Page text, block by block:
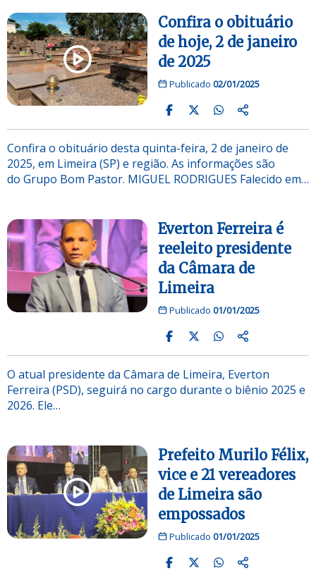
Confira o obituário
de hoje, 2 de janeiro
de 2025
Publicado 02/01/2025
Confira o obituário desta quinta-feira, 2 de janeiro de
2025, em Limeira (SP) e região. As informações são
do Grupo Bom Pastor. MIGUEL RODRIGUES Falecido em…
Everton Ferreira é
reeleito presidente
da Câmara de
Limeira
Publicado 01/01/2025
O atual presidente da Câmara de Limeira, Everton
Ferreira (PSD), seguirá no cargo durante o biênio 2025 e
2026. Ele…
Prefeito Murilo Félix,
vice e 21 vereadores
de Limeira são
empossados
Publicado 01/01/2025